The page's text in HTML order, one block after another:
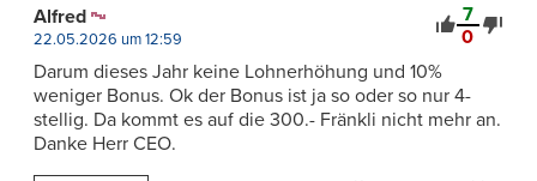
7
0
Alfred
22.05.2026 um 12:59
Darum dieses Jahr keine Lohnerhöhung und 10%
weniger Bonus. Ok der Bonus ist ja so oder so nur 4-
stellig. Da kommt es auf die 300.- Fränkli nicht mehr an.
Danke Herr CEO.